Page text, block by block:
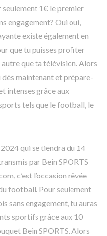
seulement 1€ le premier
engagement? Oui oui,
existe également en
que tu puisses profiter
que ta télévision. Alors
maintenant et prépare-
intenses grâce aux
tels que le football, le
2024 qui se tiendra du 14
par Bein SPORTS
c’est l’occasion rêvée
football. Pour seulement
sans engagement, tu auras
sportifs grâce aux 10
Bein SPORTS. Alors